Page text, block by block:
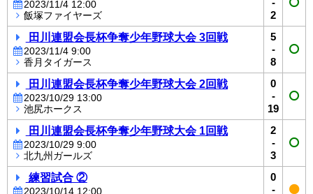
2023/11/4 12:00
飯塚ファイヤーズ
-
2
田川連盟会長杯争奪少年野球大会 3回戦
2023/11/4 9:00
香月タイガース
5
-
8
田川連盟会長杯争奪少年野球大会 2回戦
2023/10/29 13:00
池尻ホークス
0
-
19
田川連盟会長杯争奪少年野球大会 1回戦
2023/10/29 9:00
北九州ガールズ
2
-
3
練習試合 ②
2023/10/14 12:00
0
-